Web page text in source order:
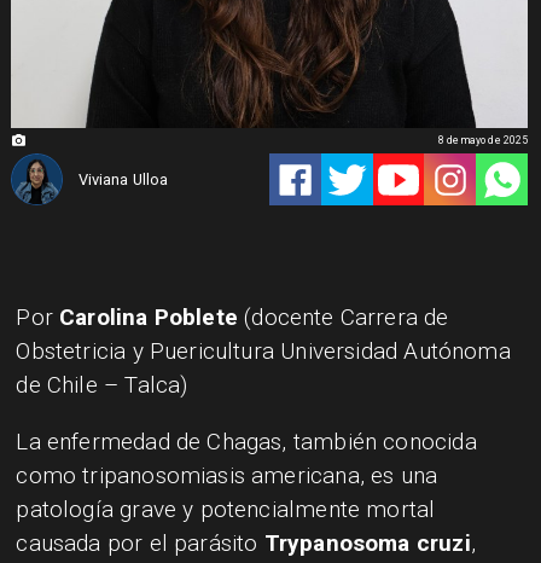
Viviana Ulloa
8 de mayo de 2025
Por Carolina Poblete (docente Carrera de
Obstetricia y Puericultura Universidad Autónoma
de Chile – Talca)
La enfermedad de Chagas, también conocida
como tripanosomiasis americana, es una
patología grave y potencialmente mortal
causada por el parásito Trypanosoma cruzi,